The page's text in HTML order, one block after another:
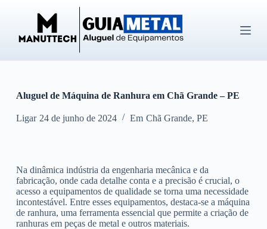
ú
d
o
Aluguel de Máquina de Ranhura em Chã Grande – PE
Ligar 24 de junho de 2024 Em Chã Grande, PE
Na dinâmica indústria da engenharia mecânica e da
fabricação, onde cada detalhe conta e a precisão é crucial, o
acesso a equipamentos de qualidade se torna uma necessidade
incontestável. Entre esses equipamentos, destaca-se a máquina
de ranhura, uma ferramenta essencial que permite a criação de
ranhuras em peças de metal e outros materiais.